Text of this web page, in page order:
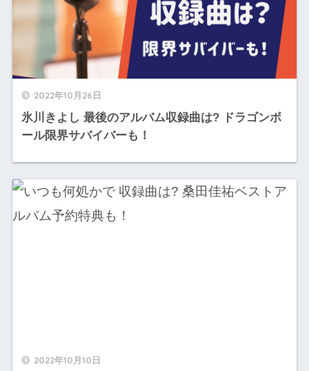
2022年10月26日
氷川きよし 最後のアルバム収録曲は? ドラゴンボ
ール限界サバイバーも！
2022年10月10日